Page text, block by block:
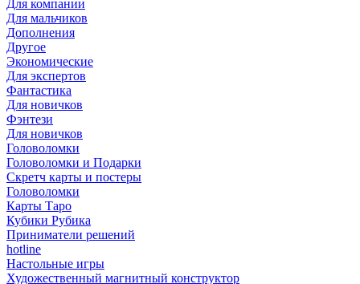
Для компании
Для мальчиков
Дополнения
Другое
Экономические
Для экспертов
Фантастика
Для новичков
Фэнтези
Для новичков
Головоломки
Головоломки и Подарки
Cкретч карты и постеры
Головоломки
Карты Таро
Кубики Рубика
Приниматели решений
hotline
Настольные игры
Художественный магнитный конструктор